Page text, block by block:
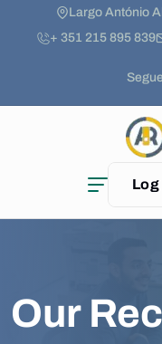
Largo António
+ 351 215 895 839
Log
Our